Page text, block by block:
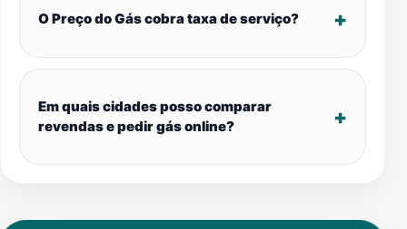
O Preço do Gás cobra taxa de serviço?
Em quais cidades posso comparar
revendas e pedir gás online?